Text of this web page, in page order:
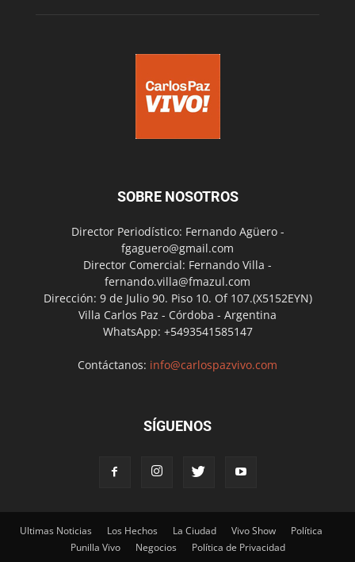
SOBRE NOSOTROS
Director Periodístico: Fernando Agüero -
fgaguero@gmail.com
Director Comercial: Fernando Villa -
fernando.villa@fmazul.com
Dirección: 9 de Julio 90. Piso 10. Of 107.(X5152EYN)
Villa Carlos Paz - Córdoba - Argentina
WhatsApp: +5493541585147
Contáctanos: info@carlospazvivo.com
SÍGUENOS
Ultimas Noticias Los Hechos La Ciudad Vivo Show
Política
Punilla Vivo
Negocios Política de Privacidad